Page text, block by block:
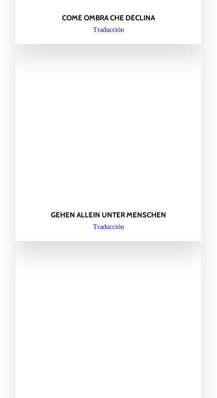
COME OMBRA CHE DECLINA
Traducción
GEHEN ALLEIN UNTER MENSCHEN
Traducción